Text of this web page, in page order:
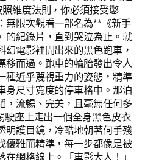
維度法則，你必須接受懲
無限次觀看一部名為**《新手
的紀錄片，直到哭泣為止。就
幻電影裡開出來的黑色跑車，
移而過。跑車的輪胎發出令人
種近乎蔑視重力的姿態，精準
身尺寸寬度的停車格中。那泊
，流暢、完美，且毫無任何多
座上走出一個全身黑色皮衣
明護目鏡，冷酷地朝著何手殘
優雅而精準，每一步都像是被
網格線上。「車影大人！」